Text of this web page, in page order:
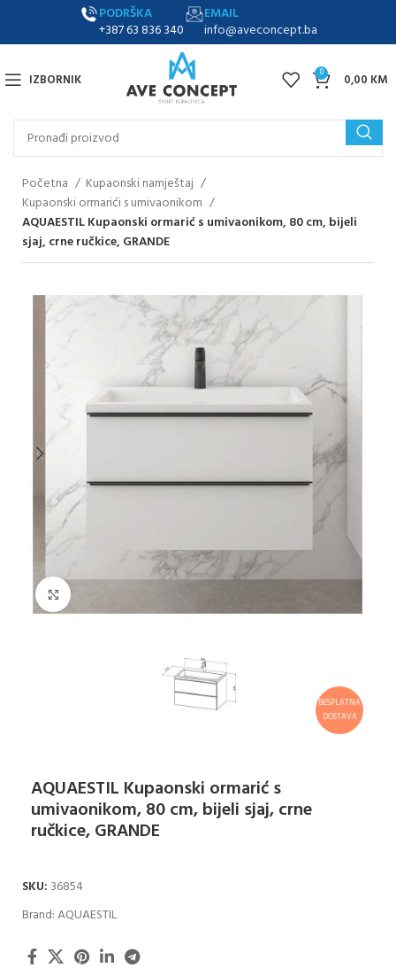
PODRŠKA
+387 63 836 340
EMAIL
info@aveconcept.ba
IZBORNIK 0 0,00 KM
Početna
Kupaonski namještaj
Kupaonski ormarići s umivaonikom
AQUAESTIL Kupaonski ormarić s umivaonikom, 80 cm, bijeli
sjaj, crne ručkice, GRANDE
BESPLATNA
DOSTAVA
AQUAESTIL Kupaonski ormarić s
umivaonikom, 80 cm, bijeli sjaj, crne
ručkice, GRANDE
SKU: 36854
Brand:AQUAESTIL